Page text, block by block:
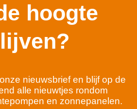
hoogte
nieuwsbrief en blijf op de
alle nieuwtjes rondom
en zonnepanelen.